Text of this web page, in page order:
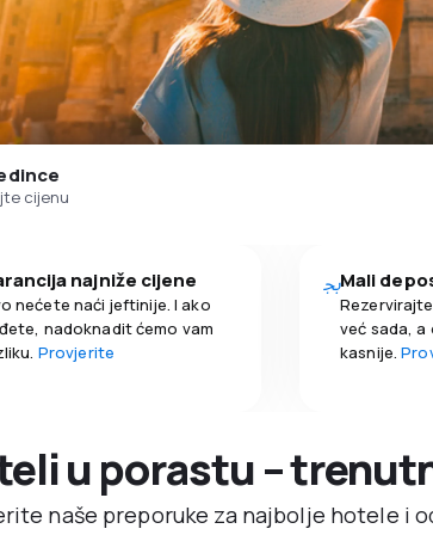
cijenu
najniže cijene
nećete naći jeftinije. I ako
nadoknadit ćemo vam
Provjerite
Mali
već sada,
kasnije.
u porastu –
naše preporuke za najbolje hotele i